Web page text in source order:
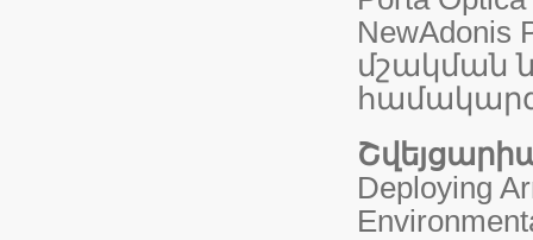
մշակման
Deploying